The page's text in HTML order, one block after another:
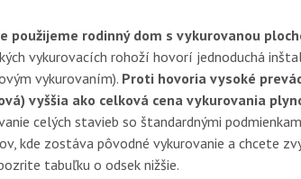
použijeme rodinný dom s vykurovanou
vykurovacích rohoží hovorí jednoduchá
vykurovaním). Proti hovoria vysoké
vyššia ako celková cena vykurovania
celých stavieb so štandardnými
kde zostáva pôvodné vykurovanie a chcete
tabuľku o odsek nižšie.